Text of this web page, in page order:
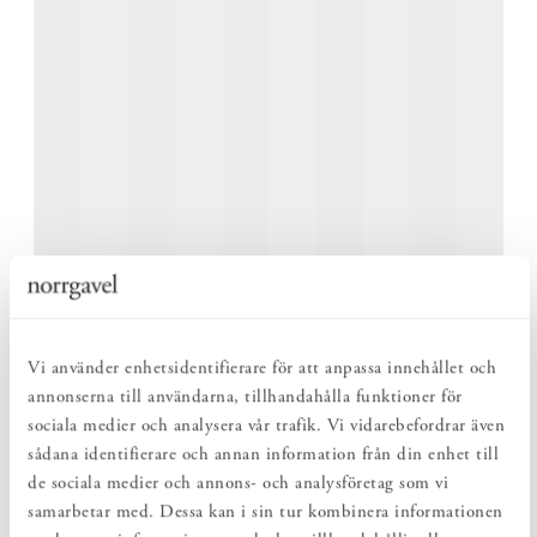
Vi använder enhetsidentifierare för att anpassa innehållet och
annonserna till användarna, tillhandahålla funktioner för
sociala medier och analysera vår trafik. Vi vidarebefordrar även
sådana identifierare och annan information från din enhet till
de sociala medier och annons- och analysföretag som vi
samarbetar med. Dessa kan i sin tur kombinera informationen
PLATS FÖR FLER NÄR BEHOVET UPPSTÅR
Runt matbord kan förlängas med upp till sex iläggsskivor och
anpassas efter olika situationer. Till vardags fungerar det som